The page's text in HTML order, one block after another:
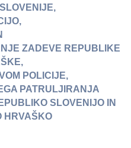
ZADEVE REPUBLIKE
POLICIJE,
PATRULJIRANJA
SLOVENIJO IN
HRVAŠKO